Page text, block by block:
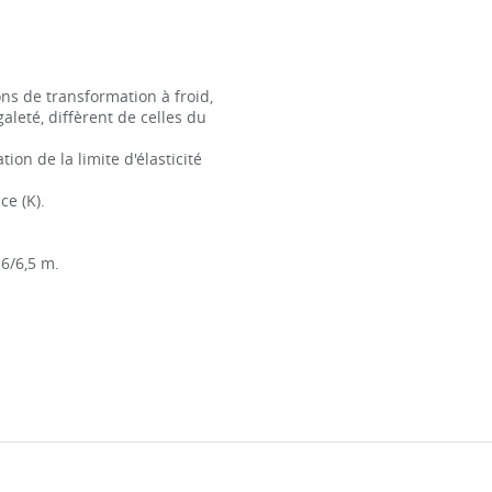
de transformation à froid,
diffèrent de celles du
de la limite d'élasticité
(K).
6,5 m.